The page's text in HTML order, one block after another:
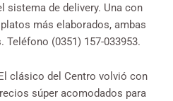
sistema de delivery. Una con
más elaborados, ambas
(0351) 157-033953.
clásico del Centro volvió con
súper acomodados para